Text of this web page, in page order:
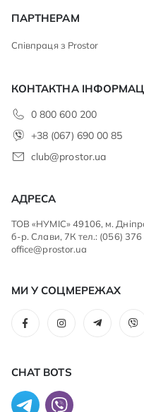
ПАРТНЕРАМ
Співпраця з Prostor
КОНТАКТНА
0 800 600 200
+38 (067) 690 00 85
club@prostor.ua
АДРЕСА
ТОВ «НУМІС» 49106, м.
б-р. Слави, 7К тел.: (056) 376
office@prostor.ua
МИ У СОЦМЕРЕЖАХ
CHAT BOTS